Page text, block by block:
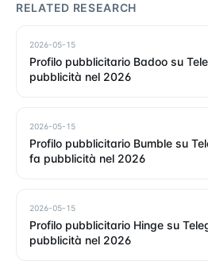
RELATED RESEARCH
2026-05-15
Profilo pubblicitario Badoo su
pubblicità nel 2026
2026-05-15
Profilo pubblicitario Bumble su
fa pubblicità nel 2026
2026-05-15
Profilo pubblicitario Hinge su
pubblicità nel 2026